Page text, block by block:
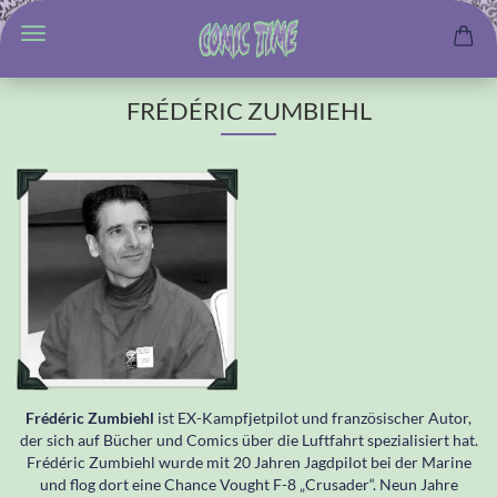
FRÉDÉRIC ZUMBIEHL
Frédéric Zumbiehl ist EX-Kampfjetpilot und französischer Autor,
der sich auf Bücher und Comics über die Luftfahrt spezialisiert hat.
Frédéric Zumbiehl wurde mit 20 Jahren Jagdpilot bei der Marine
und flog dort eine Chance Vought F-8 „Crusader“. Neun Jahre